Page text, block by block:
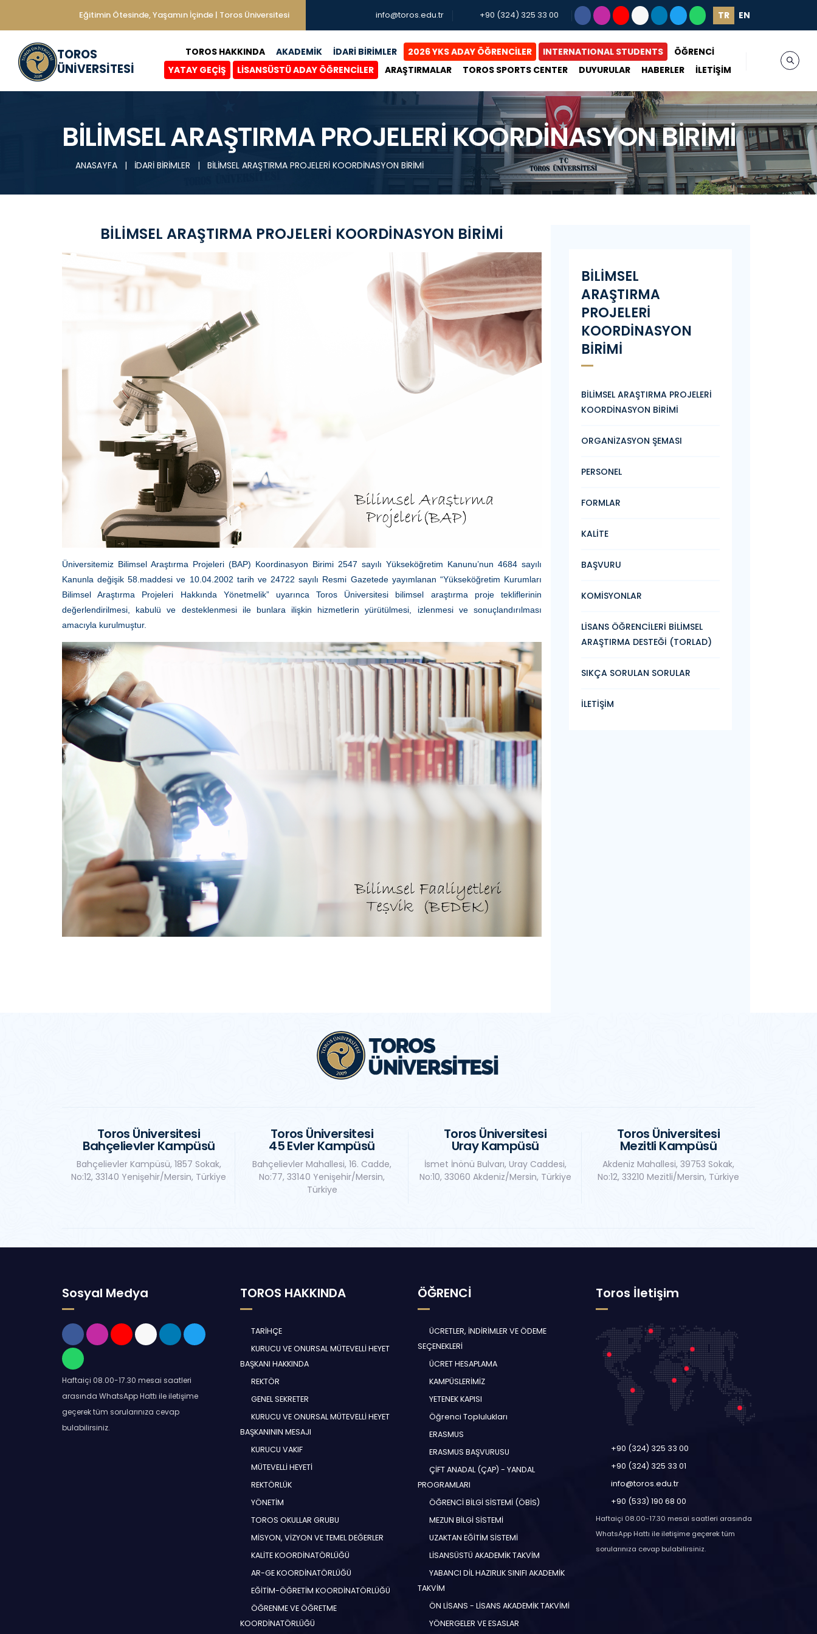
Eğitimin Ötesinde, Yaşamın İçinde | Toros Üniversitesi info@toros.edu.tr +90 (324) 325 33 00 TR EN
TOROS
ÜNİVERSİTESİ
TOROS HAKKINDA AKADEMİK İDARİ BİRİMLER 2026 YKS ADAY ÖĞRENCİLER INTERNATIONAL STUDENTS
ÖĞRENCİ
YATAY GEÇİŞ
LİSANSÜSTÜ ADAY ÖĞRENCİLER ARAŞTIRMALAR TOROS SPORTS CENTER DUYURULAR HABERLER İLETİŞİM
BİLİMSEL ARAŞTIRMA PROJELERİ KOORDİNASYON BİRİMİ
ANASAYFA | İDARİ BİRİMLER | BİLİMSEL ARAŞTIRMA PROJELERİ KOORDİNASYON BİRİMİ
BİLİMSEL ARAŞTIRMA PROJELERİ KOORDİNASYON BİRİMİ
Üniversitemiz Bilimsel Araştırma Projeleri (BAP) Koordinasyon Birimi 2547 sayılı Yükseköğretim Kanunu’nun 4684 sayılı
Kanunla değişik 58.maddesi ve 10.04.2002 tarih ve 24722 sayılı Resmi Gazetede yayımlanan “Yükseköğretim Kurumları
Bilimsel Araştırma Projeleri Hakkında Yönetmelik” uyarınca Toros Üniversitesi bilimsel araştırma proje tekliflerinin
değerlendirilmesi, kabulü ve desteklenmesi ile bunlara ilişkin hizmetlerin yürütülmesi, izlenmesi ve sonuçlandırılması
amacıyla kurulmuştur.
BİLİMSEL
ARAŞTIRMA
PROJELERİ
KOORDİNASYON
BİRİMİ
BİLİMSEL ARAŞTIRMA PROJELERİ
KOORDİNASYON BİRİMİ
ORGANİZASYON ŞEMASI
PERSONEL
FORMLAR
KALİTE
BAŞVURU
KOMİSYONLAR
LİSANS ÖĞRENCİLERİ BİLİMSEL
ARAŞTIRMA DESTEĞİ (TORLAD)
SIKÇA SORULAN SORULAR
İLETİŞİM
Toros Üniversitesi
Bahçelievler Kampüsü
Bahçelievler Kampüsü, 1857 Sokak,
No:12, 33140 Yenişehir/Mersin, Türkiye
Toros Üniversitesi
45 Evler Kampüsü
Bahçelievler Mahallesi, 16. Cadde,
No:77, 33140 Yenişehir/Mersin,
Türkiye
Toros Üniversitesi
Uray Kampüsü
İsmet İnönü Bulvarı, Uray Caddesi,
No:10, 33060 Akdeniz/Mersin, Türkiye
Toros Üniversitesi
Mezitli Kampüsü
Akdeniz Mahallesi, 39753 Sokak,
No:12, 33210 Mezitli/Mersin, Türkiye
Sosyal Medya
Haftaiçi 08.00-17.30 mesai saatleri
arasında WhatsApp Hattı ile iletişime
geçerek tüm sorularınıza cevap
bulabilirsiniz.
TOROS HAKKINDA
TARİHÇE
KURUCU VE ONURSAL MÜTEVELLİ HEYET
BAŞKANI HAKKINDA
REKTÖR
GENEL SEKRETER
KURUCU VE ONURSAL MÜTEVELLİ HEYET
BAŞKANININ MESAJI
KURUCU VAKIF
MÜTEVELLİ HEYETİ
REKTÖRLÜK
YÖNETİM
TOROS OKULLAR GRUBU
MİSYON, VİZYON VE TEMEL DEĞERLER
KALİTE KOORDİNATÖRLÜĞÜ
AR-GE KOORDİNATÖRLÜĞÜ
EĞİTİM-ÖĞRETİM KOORDİNATÖRLÜĞÜ
ÖĞRENME VE ÖĞRETME
KOORDİNATÖRLÜĞÜ
ÖĞRENCİ
ÜCRETLER, İNDİRİMLER VE ÖDEME
SEÇENEKLERİ
ÜCRET HESAPLAMA
KAMPÜSLERİMİZ
YETENEK KAPISI
Öğrenci Toplulukları
ERASMUS
ERASMUS BAŞVURUSU
ÇİFT ANADAL (ÇAP) - YANDAL
PROGRAMLARI
ÖĞRENCİ BİLGİ SİSTEMİ (ÖBİS)
MEZUN BİLGİ SİSTEMİ
UZAKTAN EĞİTİM SİSTEMİ
LİSANSÜSTÜ AKADEMİK TAKVİM
YABANCI DİL HAZIRLIK SINIFI AKADEMİK
TAKVİM
ÖN LİSANS - LİSANS AKADEMİK TAKVİMİ
YÖNERGELER VE ESASLAR
Toros İletişim
+90 (324) 325 33 00
+90 (324) 325 33 01
info@toros.edu.tr
+90 (533) 190 68 00
Haftaiçi 08.00-17.30 mesai saatleri arasında
WhatsApp Hattı ile iletişime geçerek tüm
sorularınıza cevap bulabilirsiniz.